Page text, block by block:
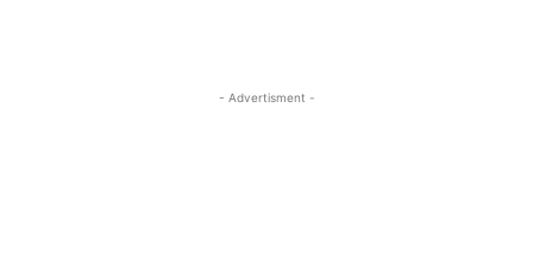
- Advertisment -